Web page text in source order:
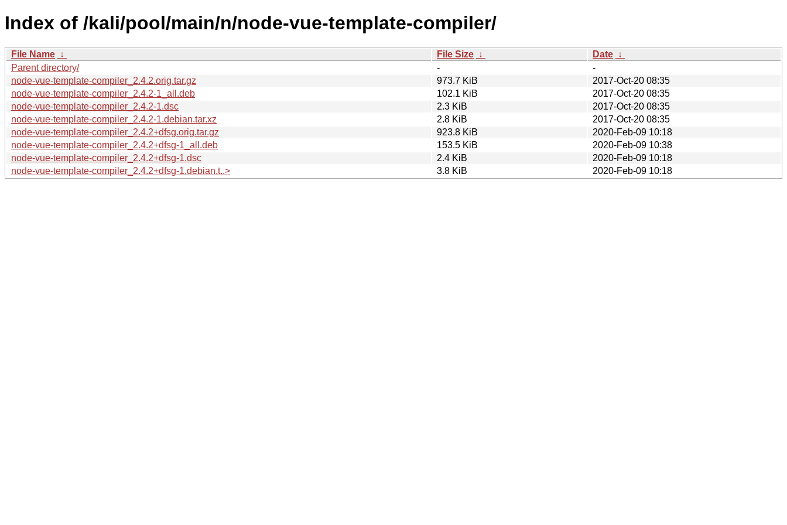
Index of /kali/pool/main/n/node-vue-template-compiler/
File Name ↓ File Size ↓ Date ↓
Parent directory/
-
-
node-vue-template-compiler_2.4.2.orig.tar.gz
973.7 KiB
2017-Oct-20 08:35
node-vue-template-compiler_2.4.2-1_all.deb
102.1 KiB
2017-Oct-20 08:35
node-vue-template-compiler_2.4.2-1.dsc
2.3 KiB
2017-Oct-20 08:35
node-vue-template-compiler_2.4.2-1.debian.tar.xz
2.8 KiB
2017-Oct-20 08:35
node-vue-template-compiler_2.4.2+dfsg.orig.tar.gz
923.8 KiB
2020-Feb-09 10:18
node-vue-template-compiler_2.4.2+dfsg-1_all.deb
153.5 KiB
2020-Feb-09 10:38
node-vue-template-compiler_2.4.2+dfsg-1.dsc
2.4 KiB
2020-Feb-09 10:18
node-vue-template-compiler_2.4.2+dfsg-1.debian.t..>
3.8 KiB 2020-Feb-09 10:18